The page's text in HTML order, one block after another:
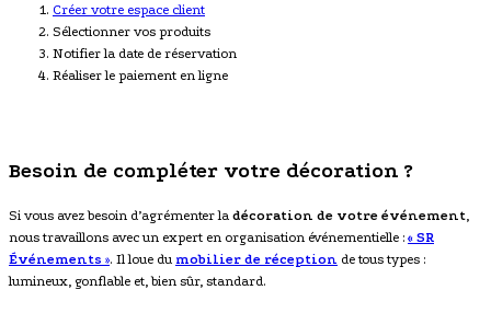
Créer votre espace client
Sélectionner vos produits
Notifier la date de réservation
Réaliser le paiement en ligne
Besoin de compléter votre décoration ?
Si vous avez besoin d’agrémenter la décoration de votre événement,
nous travaillons avec un expert en organisation événementielle : « SR
Événements ». Il loue du mobilier de réception de tous types :
lumineux, gonflable et, bien sûr, standard.